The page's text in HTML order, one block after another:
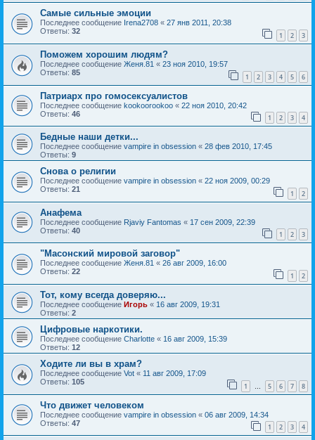
Самые сильные эмоции
Последнее сообщение Irena2708 « 27 янв 2011, 20:38
Ответы: 32 1 2 3
Поможем хорошим людям?
Последнее сообщение Женя.81 « 23 ноя 2010, 19:57
Ответы: 85 1 2 3 4 5 6
Патриарх про гомосексуалистов
Последнее сообщение kookoorookoo « 22 ноя 2010, 20:42
Ответы: 46 1 2 3 4
Бедные наши детки...
Последнее сообщение vampire in obsession « 28 фев 2010, 17:45
Ответы: 9
Снова о религии
Последнее сообщение vampire in obsession « 22 ноя 2009, 00:29
Ответы: 21 1 2
Анафема
Последнее сообщение Rjaviy Fantomas « 17 сен 2009, 22:39
Ответы: 40 1 2 3
"Масонский мировой заговор"
Последнее сообщение Женя.81 « 26 авг 2009, 16:00
Ответы: 22 1 2
Тот, кому всегда доверяю...
Последнее сообщение Игорь « 16 авг 2009, 19:31
Ответы: 2
Цифровые наркотики.
Последнее сообщение Charlotte « 16 авг 2009, 15:39
Ответы: 12
Ходите ли вы в храм?
Последнее сообщение Vot « 11 авг 2009, 17:09
Ответы: 105 1 … 5 6 7 8
Что движет человеком
Последнее сообщение vampire in obsession « 06 авг 2009, 14:34
Ответы: 47 1 2 3 4